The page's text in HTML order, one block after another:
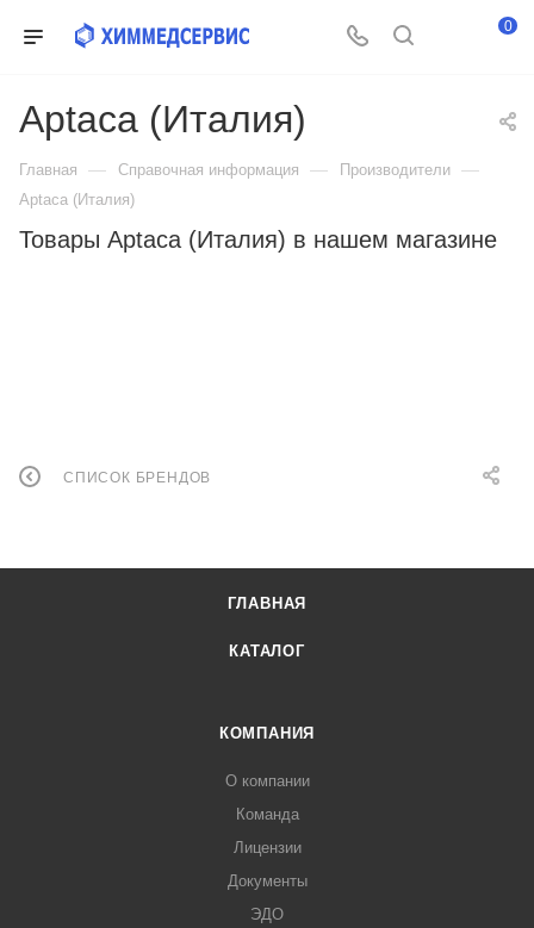
0
Aptaca (Италия)
Главная — Справочная информация — Производители —
Aptaca (Италия)
Товары Aptaca (Италия) в нашем магазине
СПИСОК БРЕНДОВ
ГЛАВНАЯ
КАТАЛОГ
КОМПАНИЯ
О компании
Команда
Лицензии
Документы
ЭДО